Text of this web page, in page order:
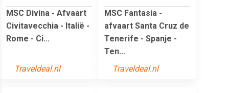
MSC Divina - Afvaart
Civitavecchia - Italië -
Rome - Ci...
Traveldeal.nl
MSC Fantasia -
afvaart Santa Cruz de
Tenerife - Spanje -
Ten...
Traveldeal.nl